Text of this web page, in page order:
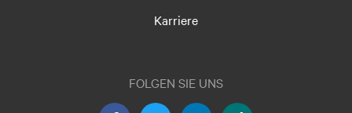
Karriere
FOLGEN SIE UNS